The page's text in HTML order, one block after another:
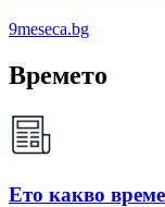
9meseca.bg
Времето
Ето какво